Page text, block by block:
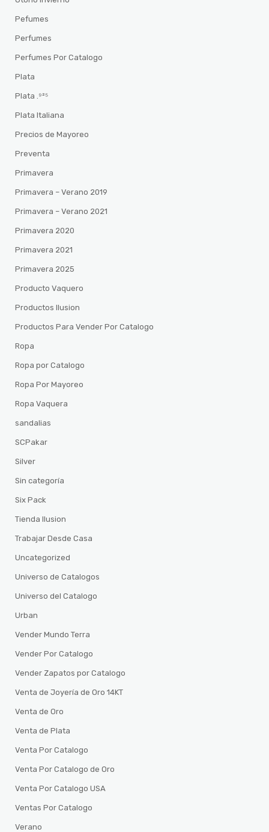
Pefumes
Perfumes
Perfumes Por Catalogo
Plata
Plata .⁹²⁵
Plata Italiana
Precios de Mayoreo
Preventa
Primavera
Primavera – Verano 2019
Primavera – Verano 2021
Primavera 2020
Primavera 2021
Primavera 2025
Producto Vaquero
Productos Ilusion
Productos Para Vender Por Catalogo
Ropa
Ropa por Catalogo
Ropa Por Mayoreo
Ropa Vaquera
sandalias
SCPakar
Silver
Sin categoría
Six Pack
Tienda Ilusion
Trabajar Desde Casa
Uncategorized
Universo de Catalogos
Universo del Catalogo
Urban
Vender Mundo Terra
Vender Por Catalogo
Vender Zapatos por Catalogo
Venta de Joyería de Oro 14KT
Venta de Oro
Venta de Plata
Venta Por Catalogo
Venta Por Catalogo de Oro
Venta Por Catalogo USA
Ventas Por Catalogo
Verano